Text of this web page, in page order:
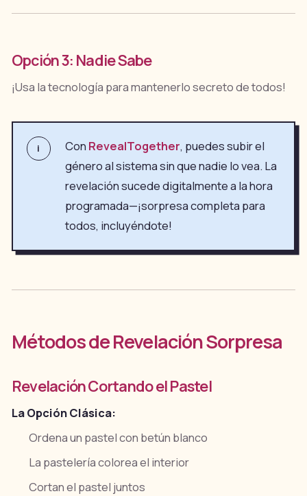
Opción 3: Nadie Sabe
¡Usa la tecnología para mantenerlo secreto de todos!
i Con RevealTogether, puedes subir el
género al sistema sin que nadie lo vea. La
revelación sucede digitalmente a la hora
programada—¡sorpresa completa para
todos, incluyéndote!
Métodos de Revelación Sorpresa
Revelación Cortando el Pastel
La Opción Clásica:
Ordena un pastel con betún blanco
La pastelería colorea el interior
Cortan el pastel juntos